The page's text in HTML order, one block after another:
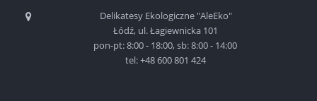
Delikatesy Ekologiczne "AleEko"
Łódź, ul. Łagiewnicka 101
pon-pt: 8:00 - 18:00, sb: 8:00 - 14:00
tel:+48 600 801 424